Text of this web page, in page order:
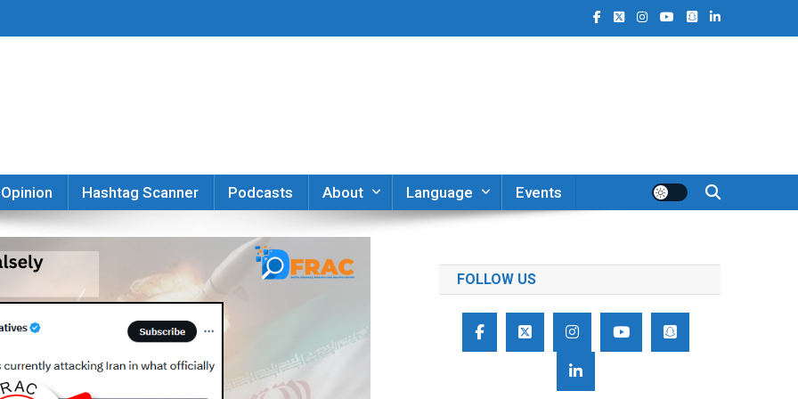
Opinion Hashtag Scanner Podcasts About Language Events
FOLLOW US